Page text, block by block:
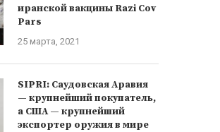
иранской вакцины Razi Cov
Pars
25 марта, 2021
SIPRI: Саудовская Аравия
— крупнейший покупатель,
а США — крупнейший
экспортер оружия в мире